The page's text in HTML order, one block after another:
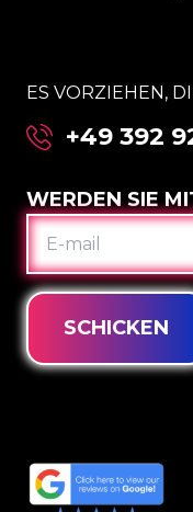
ES VORZIEHEN,
+49 392
WERDEN SIE
E-
MAIL
SCHICKEN